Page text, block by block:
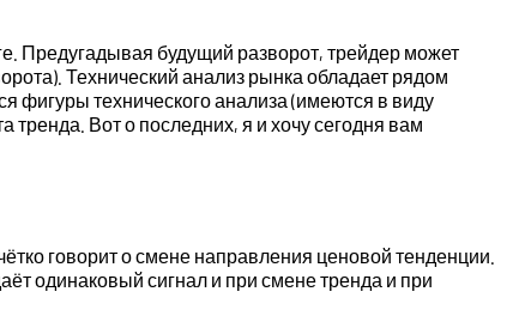
Предугадывая будущий разворот, трейдер может
Технический анализ рынка обладает рядом
фигуры технического анализа (имеются в виду
Вот о последних, я и хочу сегодня вам
говорит о смене направления ценовой тенденции.
одинаковый сигнал и при смене тренда и при